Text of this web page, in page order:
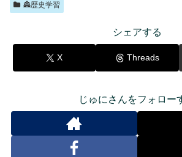
🏯歴史学習
シェアする
X Threads
じゅにさんをフォロー